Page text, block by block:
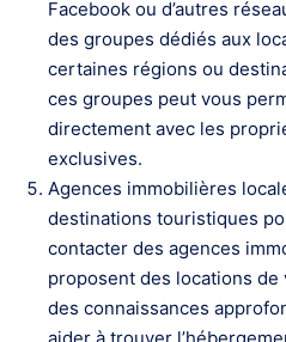
Facebook ou d’autres
des groupes dédiés aux
certaines régions ou
ces groupes peut vous
directement avec les
exclusives.
Agences immobilières
destinations touristiques
contacter des agences
proposent des locations de
des connaissances